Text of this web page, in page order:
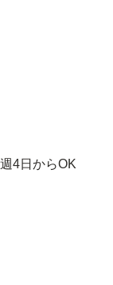
4日からOK